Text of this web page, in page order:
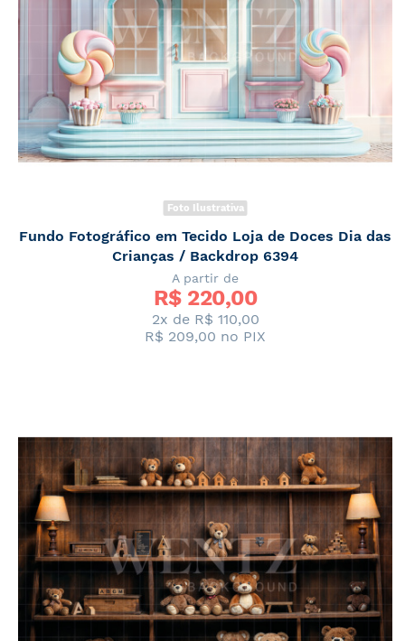
Foto Ilustrativa
Fundo Fotográfico em Tecido Loja de Doces Dia das
Crianças / Backdrop 6394
A partir de
R$ 220,00
2x de R$ 110,00
R$ 209,00 no PIX